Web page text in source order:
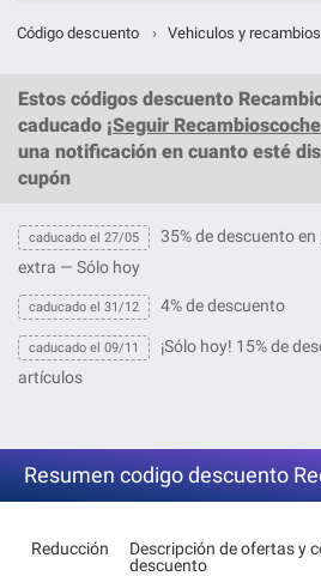
Código descuento › Vehiculos y recambios
Estos códigos descuento
caducado ¡Seguir
una notificación en cuanto esté
cupón
caducado el 27/05
35% de descuento
extra — Sólo hoy
caducado el 31/12 4% de descuento
caducado el 09/11
¡Sólo hoy! 15% de
artículos
Resumen codigo descuento
Reducción
Descripción de ofertas y
descuento